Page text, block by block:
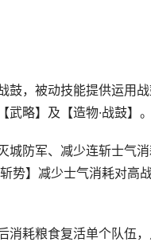
，被动技能提供运用战
略】及【造物·战鼓】。
防军、减少连斩士气消
势】减少士气消耗对高
耗粮食复活单个队伍，